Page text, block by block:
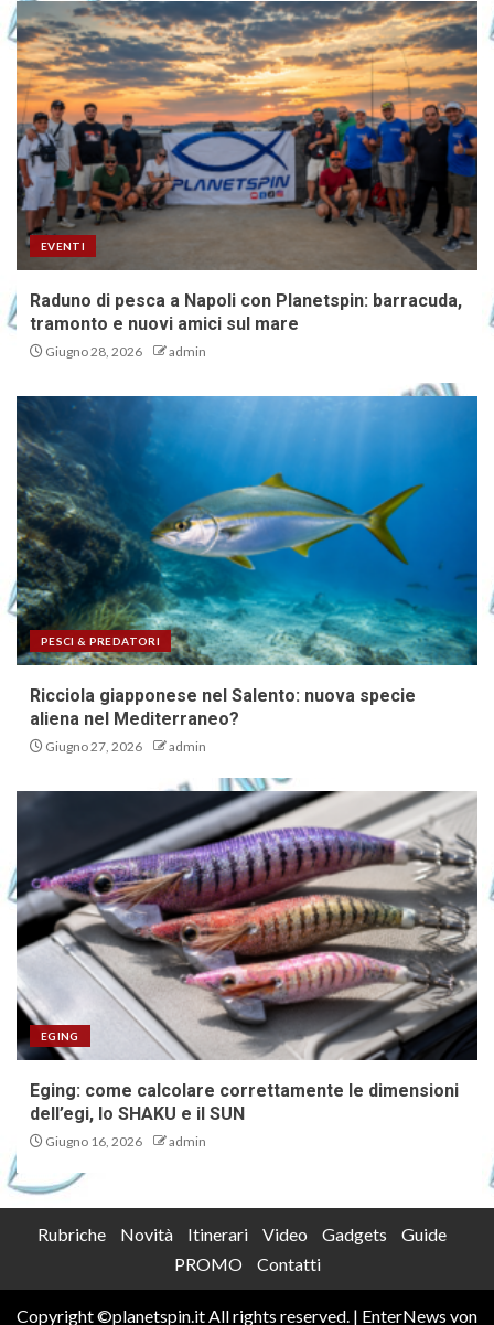
EVENTI
Raduno di pesca a Napoli con Planetspin: barracuda,
tramonto e nuovi amici sul mare
Giugno 28, 2026 admin
PESCI & PREDATORI
Ricciola giapponese nel Salento: nuova specie
aliena nel Mediterraneo?
Giugno 27, 2026 admin
EGING
Eging: come calcolare correttamente le dimensioni
dell’egi, lo SHAKU e il SUN
Giugno 16, 2026 admin
Rubriche Novità Itinerari Video Gadgets
Guide
PROMO
Contatti
Copyright ©planetspin.it All rights reserved. | EnterNews von